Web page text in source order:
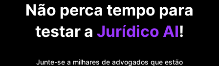
Não perca tempo para
testar a Jurídico AI!
Junte-se a milhares de advogados que estão